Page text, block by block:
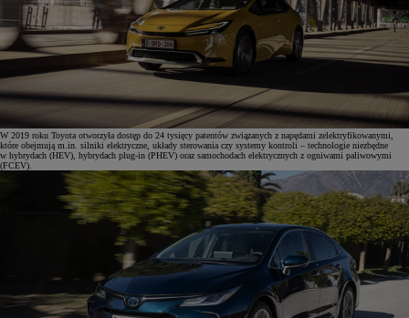
W 2019 roku Toyota otworzyła dostęp do 24 tysięcy patentów związanych z napędami zelektryfikowanymi,
które obejmują m.in. silniki elektryczne, układy sterowania czy systemy kontroli – technologie niezbędne
w hybrydach (HEV), hybrydach plug-in (PHEV) oraz samochodach elektrycznych z ogniwami paliwowymi
(FCEV).